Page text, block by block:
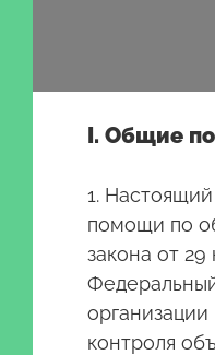
I. Общие
1.
помощи по
закона от
контроля